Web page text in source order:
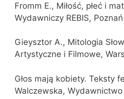
Fromm E., Miłość, płeć i
Wydawniczy REBIS,
Gieysztor A., Mitologia
Artystyczne i Filmowe,
Głos mają kobiety. Teksty
Walczewska,